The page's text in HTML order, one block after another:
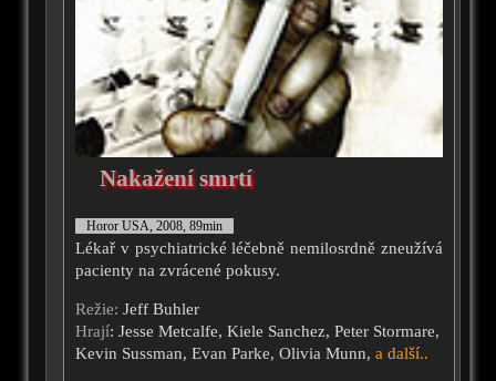
Nakažení smrtí
Horor USA, 2008, 89min
Lékař v psychiatrické léčebně nemilosrdně zneužívá
pacienty na zvrácené pokusy.
Režie: Jeff Buhler
Hrají: Jesse Metcalfe, Kiele Sanchez, Peter Stormare,
Kevin Sussman, Evan Parke, Olivia Munn, a další..